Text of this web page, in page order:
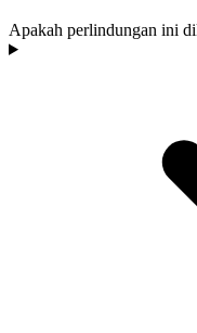
Apakah perlindungan ini